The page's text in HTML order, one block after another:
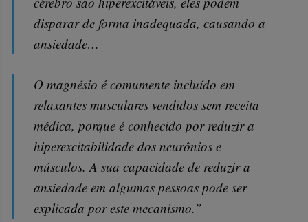
disparar de forma inadequada, causando a
ansiedade…
O magnésio é comumente incluído em
relaxantes musculares vendidos sem receita
médica, porque é conhecido por reduzir a
hiperexcitabilidade dos neurônios e
músculos. A sua capacidade de reduzir a
ansiedade em algumas pessoas pode ser
explicada por este mecanismo.”